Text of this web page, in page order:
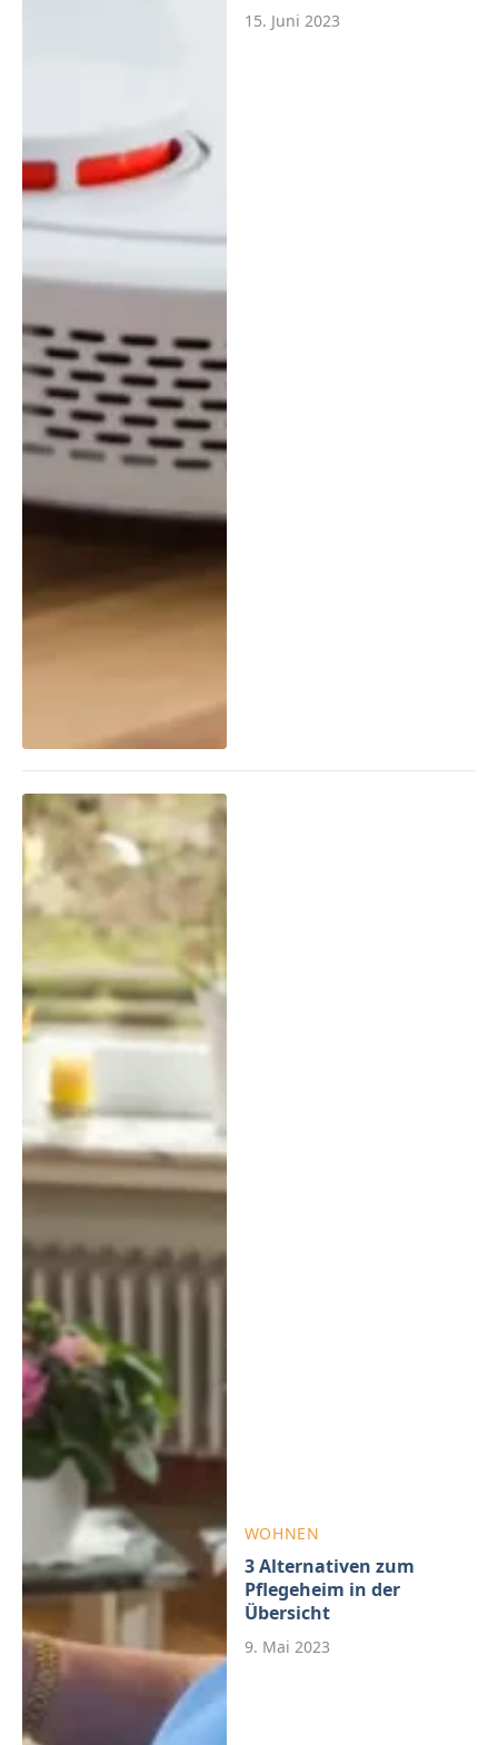
15. Juni 2023
WOHNEN
3 Alternativen zum
Pflegeheim in der
Übersicht
9. Mai 2023